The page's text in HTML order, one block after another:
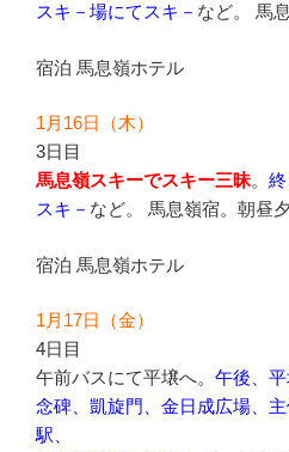
スキ－場にてスキ－ など。 馬
宿泊 馬息嶺ホテル
1月16日（木）
3日目
馬息嶺スキーでスキー三昧。
スキ－ など。 馬息嶺宿。朝昼夕
宿泊 馬息嶺ホテル
1月17日（金）
4日目
午前バスにて平壌へ。 午後、
念碑、凱旋門、金日成広場、
駅、